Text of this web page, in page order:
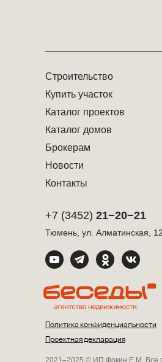
Проектная декларация
Политика конфиденциальности
2021–2025 © ИП Фокин Е.М. Все
+7 (3452) 21−20−21
Тюмень, ул. Алматинская, 12
Строительство
Купить участок
Контакты
Брокерам
Новости
Каталог проектов
Каталог домов